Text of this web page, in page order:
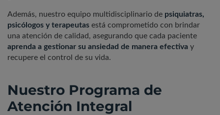
Además, nuestro equipo multidisciplinario de psiquiatras,
psicólogos y terapeutas está comprometido con brindar
una atención de calidad, asegurando que cada paciente
aprenda a gestionar su ansiedad de manera efectiva y
recupere el control de su vida.
Nuestro Programa de
Atención Integral